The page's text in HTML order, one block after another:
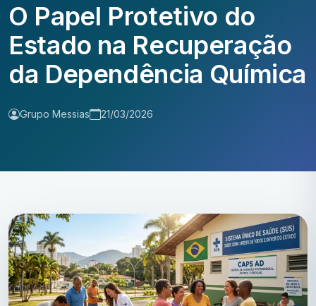
O Papel Protetivo do
Estado na Recuperação
da Dependência Química
Grupo Messias 21/03/2026